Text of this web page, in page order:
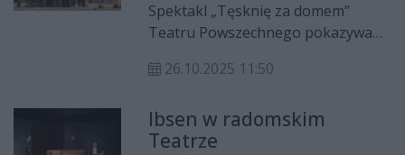
Spektakl „Tęsknię za domem”
Teatru Powszechnego pokazywany
teatralnych w Polsce.
26.10.2025 11:50
Ibsen w radomskim
Teatrze